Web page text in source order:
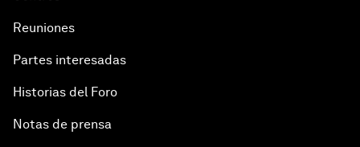
Reuniones
Partes interesadas
Historias del Foro
Notas de prensa